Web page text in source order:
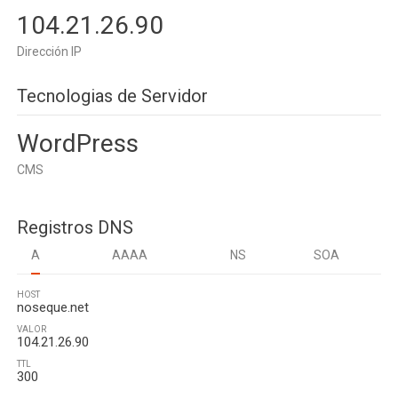
104.21.26.90
Dirección IP
Tecnologias de Servidor
WordPress
CMS
Registros DNS
A AAAA NS SOA
HOST
noseque.net
VALOR
104.21.26.90
TTL
300